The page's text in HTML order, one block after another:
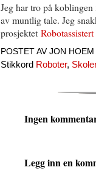
Jeg har tro på
av muntlig tale. Jeg
prosjektet
POSTET AV JON HOEM
Stikkord Roboter,
Ingen
Legg inn en